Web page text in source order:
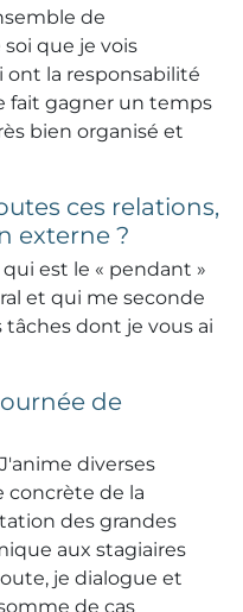
de
que je vois
la responsabilité
fait gagner un temps
bien organisé et
ces relations,
externe ?
est le « pendant »
et qui me seconde
dont je vous ai
de
diverses
concrète de la
des grandes
aux stagiaires
je dialogue et
de cas